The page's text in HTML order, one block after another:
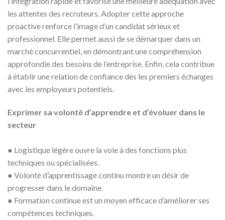
les attentes des recruteurs. Adopter cette approche
proactive renforce l’image d’un candidat sérieux et
professionnel. Elle permet aussi de se démarquer dans un
marché concurrentiel, en démontrant une compréhension
approfondie des besoins de l’entreprise. Enfin, cela contribue
à établir une relation de confiance dès les premiers échanges
avec les employeurs potentiels.
Exprimer sa volonté d’apprendre et d’évoluer dans le
secteur
● Logistique légère ouvre la voie à des fonctions plus
techniques ou spécialisées.
● Volonté d’apprentissage continu montre un désir de
progresser dans le domaine.
● Formation continue est un moyen efficace d’améliorer ses
compétences techniques.